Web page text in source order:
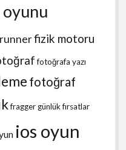
fizik motoru
fotoğrafa yazı
fotoğraf
fraggergünlük fırsatlar
ios oyun